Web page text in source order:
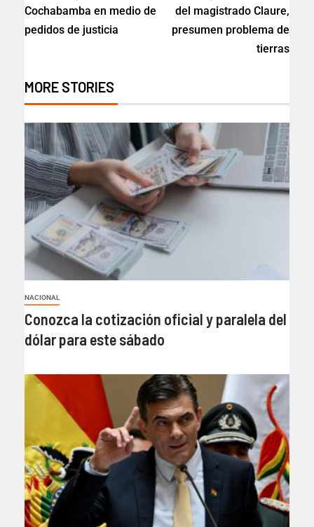
Cochabamba en medio de
pedidos de justicia
del magistrado Claure,
presumen problema de
tierras
MORE STORIES
NACIONAL
Conozca la cotización oficial y paralela del
dólar para este sábado